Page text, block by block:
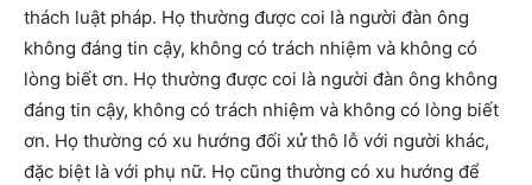
thách luật pháp. Họ thường được coi là người đàn ông
không đáng tin cậy, không có trách nhiệm và không có
lòng biết ơn. Họ thường được coi là người đàn ông không
đáng tin cậy, không có trách nhiệm và không có lòng biết
ơn. Họ thường có xu hướng đối xử thô lỗ với người khác,
đặc biệt là với phụ nữ. Họ cũng thường có xu hướng để